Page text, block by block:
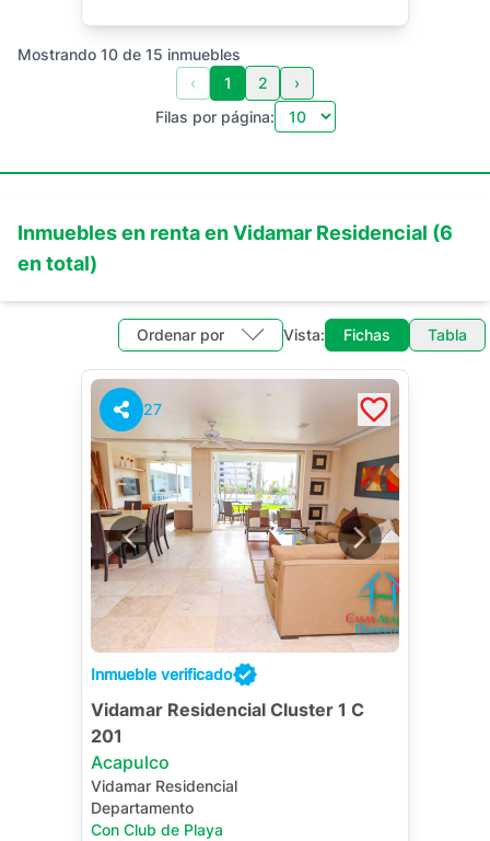
Mostrando 10 de 15 inmuebles
‹
1 2
›
Filas por página:
Inmuebles en rentaenVidamar Residencial (6
en total)
Ordenar por Vista: Fichas Tabla
27
Inmueble verificado
Vidamar Residencial Cluster 1 C
201
Acapulco
Vidamar Residencial
Departamento
Con Club de Playa